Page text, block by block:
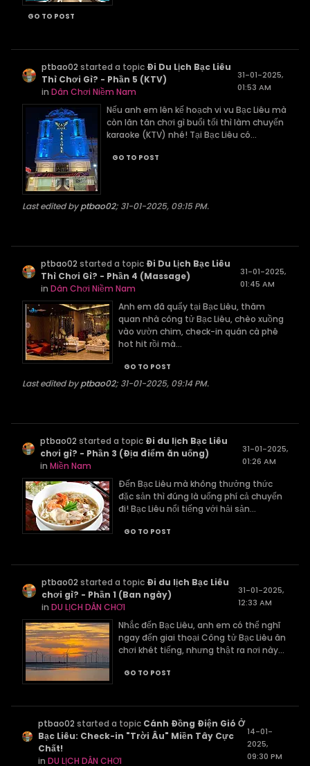
GO TO POST
ptbao02 started a topic Đi Du Lịch Bạc Liêu
Thì Chơi Gì? - Phần 5 (KTV)
in Dân Chơi Niềm Nam
31-01-2025,
01:53 AM
Nếu anh em lên kế hoạch vi vu Bạc Liêu mà
còn lăn tăn chơi gì buổi tối thì làm chuyến
karaoke (KTV) nhé! Tại Bạc Liêu có...
GO TO POST
Last edited byptbao02; 31-01-2025, 09:15 PM.
ptbao02 started a topic Đi Du Lịch Bạc Liêu
Thì Chơi Gì? - Phần 4 (Massage)
in Dân Chơi Niềm Nam
31-01-2025,
01:45 AM
Anh em đã quẩy tại Bạc Liêu, thăm
quan nhà công tử Bạc Liêu, chèo xuồng
vào vườn chim, check-in quán cà phê
hot hit rồi mà...
GO TO POST
Last edited byptbao02; 31-01-2025, 09:14 PM.
ptbao02 started a topic Đi du lịch Bạc Liêu
chơi gì? - Phần 3 (Địa điểm ăn uống)
inMiền Nam
31-01-2025,
01:26 AM
Đến Bạc Liêu mà không thưởng thức
đặc sản thì đúng là uổng phí cả chuyến
đi! Bạc Liêu nổi tiếng với hải sản...
GO TO POST
ptbao02 started a topic Đi du lịch Bạc Liêu
chơi gì? - Phần 1 (Ban ngày)
in DU LỊCH DÂN CHƠI
31-01-2025,
12:33 AM
Nhắc đến Bạc Liêu, anh em có thể nghĩ
ngay đến giai thoại Công tử Bạc Liêu ăn
chơi khét tiếng, nhưng thật ra nơi này...
GO TO POST
ptbao02 started a topic Cánh Đồng Điện Gió Ở
Bạc Liêu: Check-in "Trời Âu" Miền Tây Cực
Chất!
inDU LỊCH DÂN CHƠI
14-01-
2025,
09:30 PM